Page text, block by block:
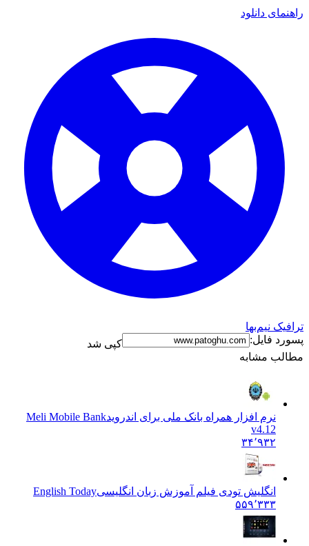
راهنمای دانلود
ترافیک نیم‌بها
پسورد فایل:
کپی شد
مطالب مشابه
نرم افزار همراه بانک ملی برای اندرویدMeli Mobile Bank
v4.12
۳۴٬۹۳۲
انگلیش تودی فیلم آموزش زبان انگليسیEnglish Today
۵۵۹٬۳۳۳